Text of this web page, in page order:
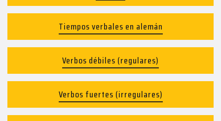
Tiempos verbales en alemán
Verbos débiles (regulares)
Verbos fuertes (irregulares)